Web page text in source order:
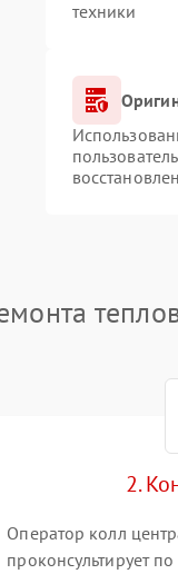
техники
2.
Оператор колл
проконсультирует